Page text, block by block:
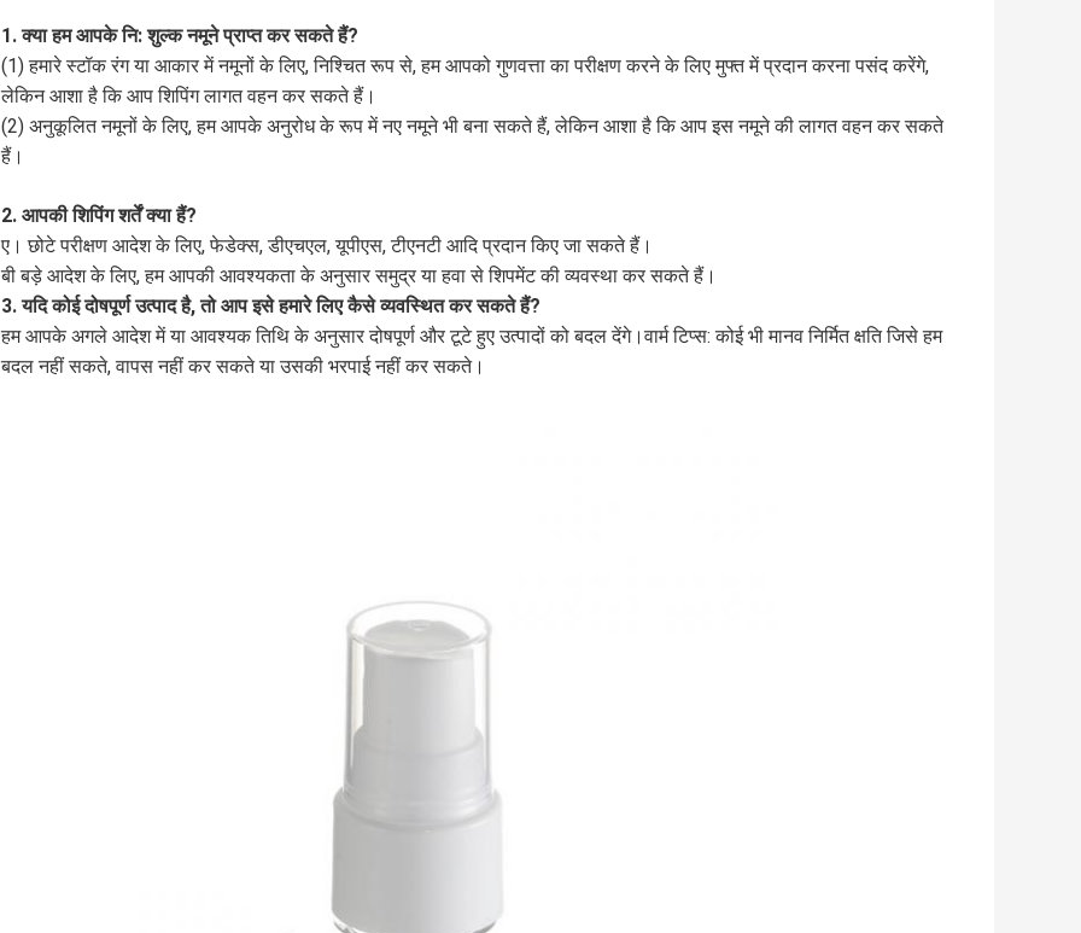
1. क्या हम आपके नि: शुल्क नमूने प्राप्त कर सकते हैं?
(1) हमारे स्टॉक रंग या आकार में नमूनों के लिए, निश्चित रूप से, हम आपको गुणवत्ता का परीक्षण करने के लिए मुफ्त में प्रदान करना पसंद करेंगे,
लेकिन आशा है कि आप शिपिंग लागत वहन कर सकते हैं।
(2) अनुकूलित नमूनों के लिए, हम आपके अनुरोध के रूप में नए नमूने भी बना सकते हैं, लेकिन आशा है कि आप इस नमूने की लागत वहन कर सकते
हैं।
2. आपकी शिपिंग शर्तें क्या हैं?
ए। छोटे परीक्षण आदेश के लिए, फेडेक्स, डीएचएल, यूपीएस, टीएनटी आदि प्रदान किए जा सकते हैं।
बी बड़े आदेश के लिए, हम आपकी आवश्यकता के अनुसार समुद्र या हवा से शिपमेंट की व्यवस्था कर सकते हैं।
3. यदि कोई दोषपूर्ण उत्पाद है, तो आप इसे हमारे लिए कैसे व्यवस्थित कर सकते हैं?
हम आपके अगले आदेश में या आवश्यक तिथि के अनुसार दोषपूर्ण और टूटे हुए उत्पादों को बदल देंगे।वार्म टिप्स: कोई भी मानव निर्मित क्षति जिसे हम
बदल नहीं सकते, वापस नहीं कर सकते या उसकी भरपाई नहीं कर सकते।